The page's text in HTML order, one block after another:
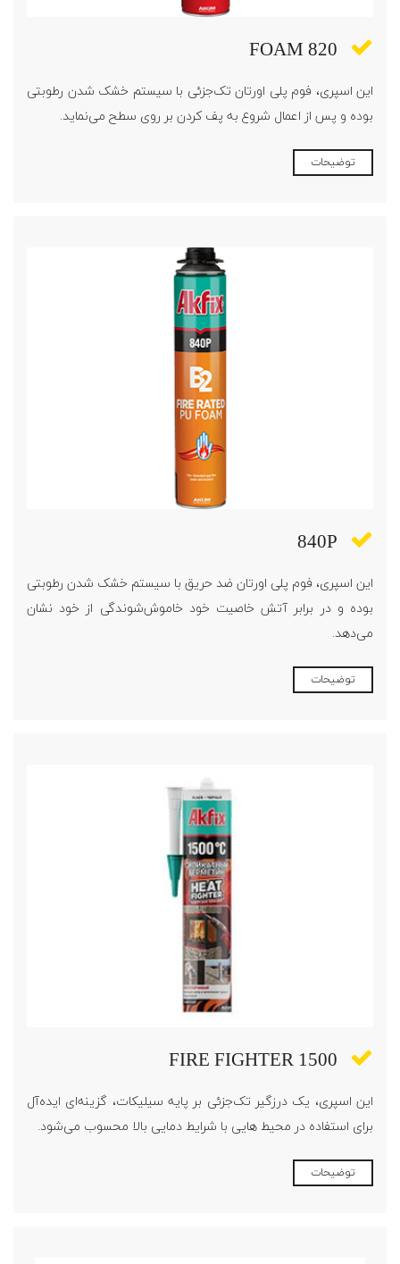
FOAM 820
این اسپری، فوم پلی اورتان تک‌جزئی با سیستم خشک شدن رطوبتی
بوده و پس از اعمال شروع به پف کردن بر روی سطح می‌نماید.
توضیحات
840P
این اسپری، فوم پلی اورتان ضد حریق با سیستم خشک شدن رطوبتی
بوده و در برابر آتش خاصیت خود خاموش‌شوندگی از خود نشان
می‌دهد.
توضیحات
FIRE FIGHTER 1500
این اسپری، یک درزگیر تک‌جزئی بر پایه سیلیکات، گزینه‌ای ایده‌آل
برای استفاده در محیط هایی با شرایط دمایی بالا محسوب می‌شود.
توضیحات